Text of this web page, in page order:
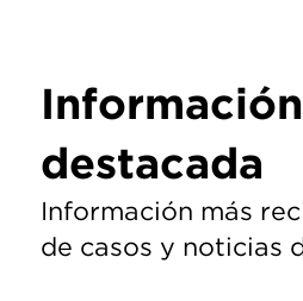
Información
destacada
Información más
de casos y noticias